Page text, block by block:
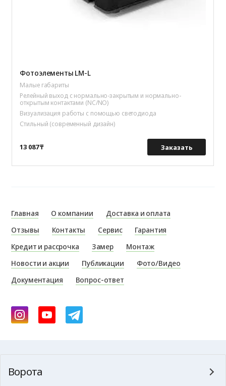
Фотоэлементы LM-L
Малые габариты
Релейный выход с нормально-закрытым и нормально-
открытым контактами (NC/NO)
Визуализация работы с помощью светодиода
Стильный (современный дизайн)
13 087 ₸ Заказать
Главная О компании
Доставка и оплата
Отзывы
Контакты Сервис
Гарантия
Кредит и рассрочка
Замер
Монтаж
Новости и акции
Публикации
Фото/Видео
Документация
Вопрос-ответ
Ворота